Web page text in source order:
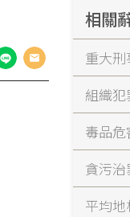
相關
重大
組織犯
毒品
貪污
平均